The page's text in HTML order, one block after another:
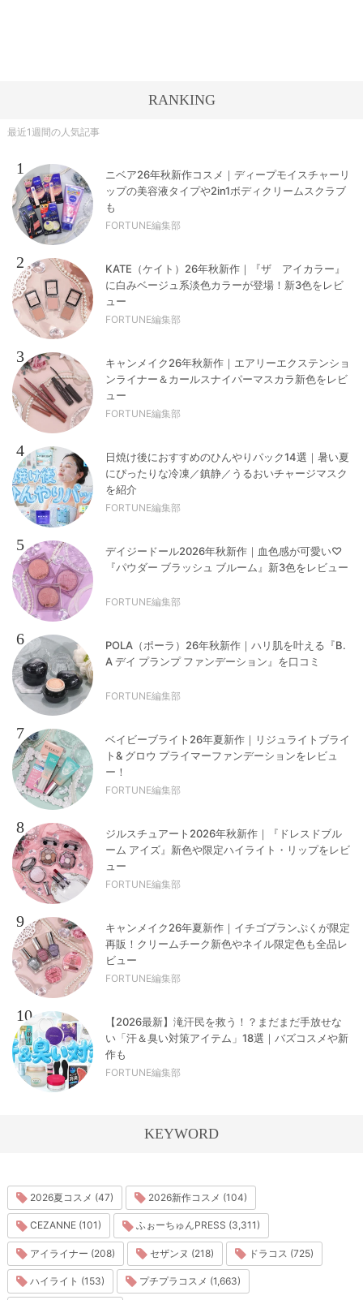
RANKING
最近1週間の人気記事
1
ニベア26年秋新作コスメ｜ディープモイスチャーリ
ップの美容液タイプや2in1ボディクリームスクラブ
も
FORTUNE編集部
2
KATE（ケイト）26年秋新作｜『ザ アイカラー』
に白みベージュ系淡色カラーが登場！新3色をレビ
ュー
FORTUNE編集部
3
キャンメイク26年秋新作｜エアリーエクステンショ
ンライナー＆カールスナイパーマスカラ新色をレビ
ュー
FORTUNE編集部
4
日焼け後におすすめのひんやりパック14選｜暑い夏
にぴったりな冷凍／鎮静／うるおいチャージマスク
を紹介
FORTUNE編集部
5
デイジードール2026年秋新作｜血色感が可愛い♡
『パウダー ブラッシュ ブルーム』新3色をレビュー
FORTUNE編集部
6
POLA（ポーラ）26年秋新作｜ハリ肌を叶える『B.
A デイ プランプ ファンデーション』を口コミ
FORTUNE編集部
7
ベイビーブライト26年夏新作｜リジュライトブライ
ト& グロウ プライマーファンデーションをレビュ
ー！
FORTUNE編集部
8
ジルスチュアート2026年秋新作｜『ドレスドブル
ーム アイズ』新色や限定ハイライト・リップをレビ
ュー
FORTUNE編集部
9
キャンメイク26年夏新作｜イチゴプランぷくが限定
再販！クリームチーク新色やネイル限定色も全品レ
ビュー
FORTUNE編集部
10
【2026最新】滝汗民を救う！？まだまだ手放せな
い「汗＆臭い対策アイテム」18選｜バズコスメや新
作も
FORTUNE編集部
KEYWORD
2026夏コスメ (47) 2026新作コスメ (104)
CEZANNE (101) ふぉーちゅんPRESS (3,311)
アイライナー (208) セザンヌ (218) ドラコス (725)
ハイライト (153) プチプラコスメ (1,663)